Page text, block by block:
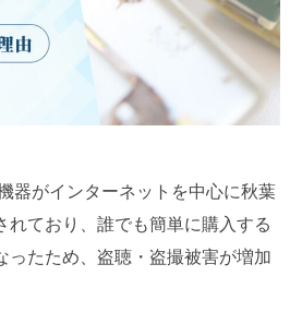
器がインターネットを中心に秋葉
れており、誰でも簡単に購入する
ったため、盗聴・盗撮被害が増加